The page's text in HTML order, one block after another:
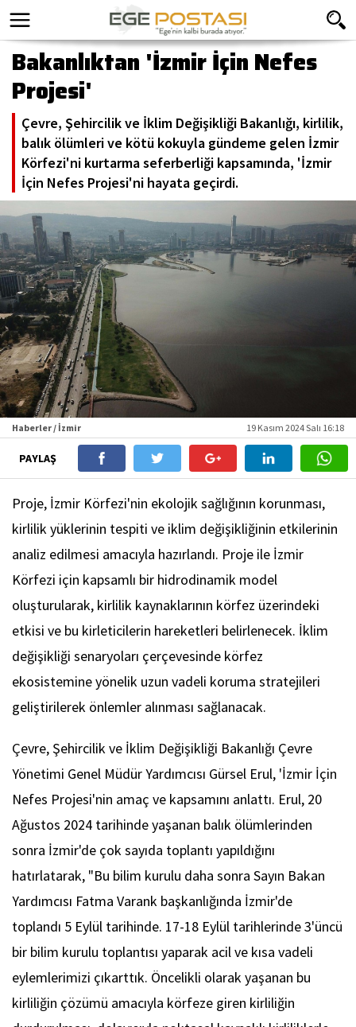
Bakanlıktan 'İzmir İçin Nefes
Projesi'
Çevre, Şehircilik ve İklim Değişikliği Bakanlığı, kirlilik,
balık ölümleri ve kötü kokuyla gündeme gelen İzmir
Körfezi'ni kurtarma seferberliği kapsamında, 'İzmir
İçin Nefes Projesi'ni hayata geçirdi.
Haberler / İzmir 19 Kasım 2024 Salı 16:18
PAYLAŞ
Proje, İzmir Körfezi'nin ekolojik sağlığının korunması,
kirlilik yüklerinin tespiti ve iklim değişikliğinin etkilerinin
analiz edilmesi amacıyla hazırlandı. Proje ile İzmir
Körfezi için kapsamlı bir hidrodinamik model
oluşturularak, kirlilik kaynaklarının körfez üzerindeki
etkisi ve bu kirleticilerin hareketleri belirlenecek. İklim
değişikliği senaryoları çerçevesinde körfez
ekosistemine yönelik uzun vadeli koruma stratejileri
geliştirilerek önlemler alınması sağlanacak.
Çevre, Şehircilik ve İklim Değişikliği Bakanlığı Çevre
Yönetimi Genel Müdür Yardımcısı Gürsel Erul, 'İzmir İçin
Nefes Projesi'nin amaç ve kapsamını anlattı. Erul, 20
Ağustos 2024 tarihinde yaşanan balık ölümlerinden
sonra İzmir'de çok sayıda toplantı yapıldığını
hatırlatarak, "Bu bilim kurulu daha sonra Sayın Bakan
Yardımcısı Fatma Varank başkanlığında İzmir'de
toplandı 5 Eylül tarihinde. 17-18 Eylül tarihlerinde 3'üncü
bir bilim kurulu toplantısı yaparak acil ve kısa vadeli
eylemlerimizi çıkarttık. Öncelikli olarak yaşanan bu
kirliliğin çözümü amacıyla körfeze giren kirliliğin